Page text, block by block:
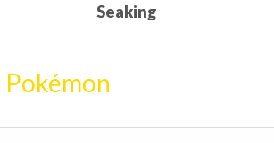
Seaking
Pokémon